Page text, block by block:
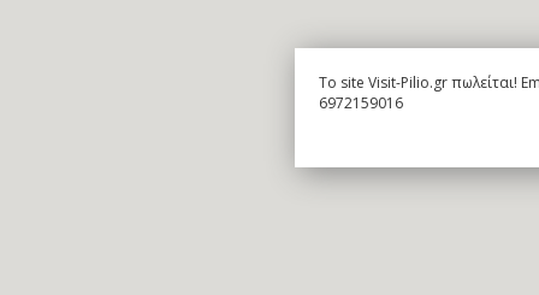
To site Visit-Pilio.gr πωλείται!
6972159016